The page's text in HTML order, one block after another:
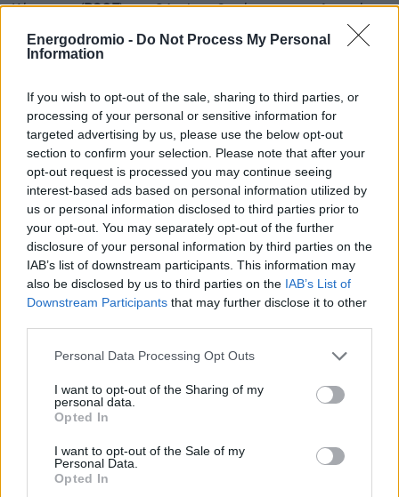
Energodromio - Do Not Process My Personal
Information
If you wish to opt-out of the sale, sharing to third parties, or
processing of your personal or sensitive information for
targeted advertising by us, please use the below opt-out
section to confirm your selection. Please note that after your
opt-out request is processed you may continue seeing
interest-based ads based on personal information utilized by
us or personal information disclosed to third parties prior to
your opt-out. You may separately opt-out of the further
disclosure of your personal information by third parties on the
IAB’s list of downstream participants. This information may
also be disclosed by us to third parties on the IAB’s List of
Downstream Participants that may further disclose it to other
Personal Data Processing Opt Outs
I want to opt-out of the Sharing of my
personal data.
Opted In
I want to opt-out of the Sale of my
Personal Data.
Opted In
Κόμματος (PSOE) του Sánchez. Ωστόσο, το καταλανικό
εθνικιστικό κόμμα
Junts , το οποίο κατά καιρούς στηρίζει
την κυβέρνηση, εξέφρασε ανησυχίες για πιθανές
αυτοαπασχολούμενους .
Η κυβέρνηση θα χρειαστεί ναισορροπήσει μεταξύ των
απαιτήσεων μικρότερων κομμάτων για να διασφαλίσει
την ψήφιση του νομοσχεδίου.
Ισπανία διατηρεί την 40ωρη εργάσιμη εβδομάδα από το
1983, όταν αυτή είχε μειωθεί από τις 48 ώρες.
Μετά την πανδημία του COVID-19, ενισχύθηκε η συζήτηση
αλλαγές στα εργασιακά μοντέλα, με
Ισπανίας – μεταξύ των οποίων και μια
δοκιμαστική
τετραήμερη εργασία στη Βαλένθια
Τα αποτελέσματα του προγράμματος ενός μήνα έδειξαν
ότι οι εργαζόμενοι